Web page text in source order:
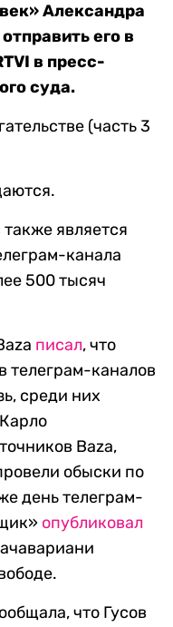
Александра
его в
в пресс-
суда.
(часть 3
также является
канала
500 тысяч
писал, что
телеграм-каналов
среди них
Baza,
обыски по
день телеграм-
опубликовал
что Гусов